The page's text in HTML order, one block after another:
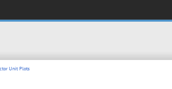
Unit Plots